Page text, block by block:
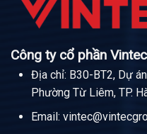
Công ty cổ phần
Địa chỉ: B30-BT2, Dự
Phường Từ Liêm, TP.
Email: